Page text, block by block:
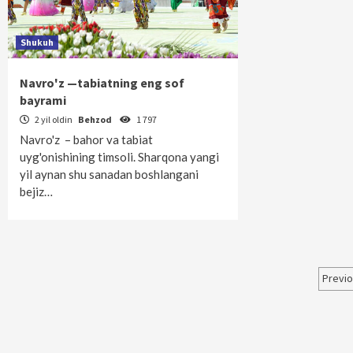
Shukuh
Navro'z —tabiatning eng sof
bayrami
2 yil oldin Behzod 1 797
Navro'z – bahor va tabiat
uyg'onishining timsoli. Sharqona yangi
yil aynan shu sanadan boshlangani
bejiz…